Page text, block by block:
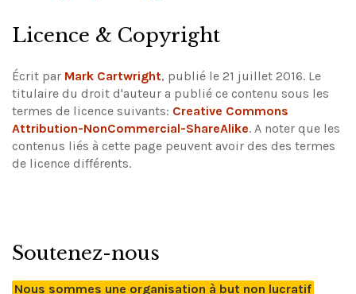
Licence & Copyright
Écrit par Mark Cartwright, publié le 21 juillet 2016. Le
titulaire du droit d'auteur a publié ce contenu sous les
termes de licence suivants: Creative Commons
Attribution-NonCommercial-ShareAlike. A noter que les
contenus liés à cette page peuvent avoir des des termes
de licence différents.
Soutenez-nous
Nous sommes une organisation à but non lucratif